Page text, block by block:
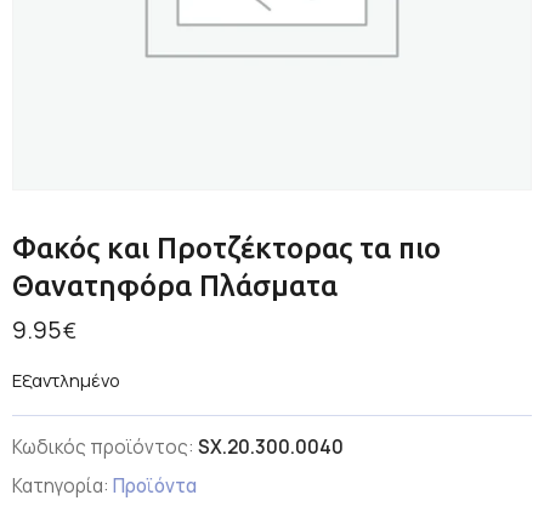
Φακός και Προτζέκτορας τα πιο
Θανατηφόρα Πλάσματα
9.95€
Εξαντλημένο
Κωδικός προϊόντος: SX.20.300.0040
Κατηγορία: Προϊόντα